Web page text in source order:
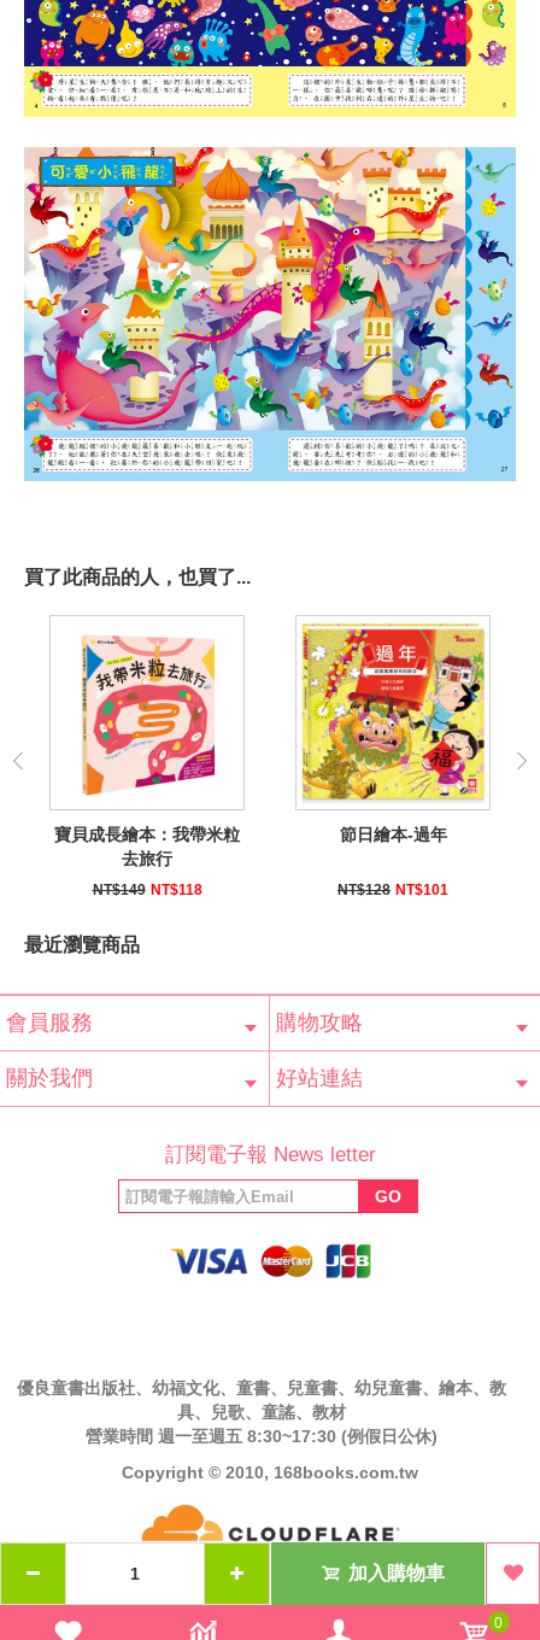
0
加入購物車
買了此商品的人，也買了...
寶貝成長繪本：我帶米粒
去旅行
NT$149 NT$118
節日繪本-過年
NT$128 NT$101
最近瀏覽商品
會員服務
會員辨法
客服信箱
隱私條款
網站導覽
購物攻略
常見問題
購物說明
訂單查詢
關於我們 好站連結
福利協會
絲專頁
訂閱電子報 News letter
GO
優良童書出版社、幼福文化、童書、兒童書、幼兒童書、繪本、教
具、兒歌、童謠、教材
營業時間 週一至週五 8:30~17:30 (例假日公休)
Copyright © 2010, 168books.com.tw